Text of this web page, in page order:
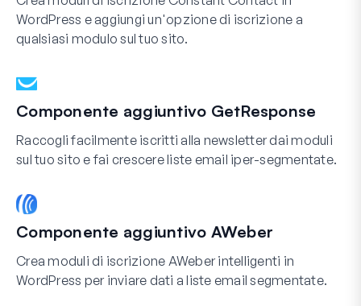
WordPress e aggiungi un'opzione di iscrizione a
qualsiasi modulo sul tuo sito.
Componente aggiuntivo GetResponse
Raccogli facilmente iscritti alla newsletter dai moduli
sul tuo sito e fai crescere liste email iper-segmentate.
Componente aggiuntivo AWeber
Crea moduli di iscrizione AWeber intelligenti in
WordPress per inviare dati a liste email segmentate.